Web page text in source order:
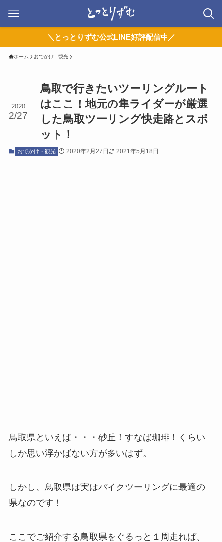
＼とっとりずむ公式LINE好評配信中／
ホーム おでかけ・観光
鳥取で行きたいツーリングルート
はここ！地元の隼ライダーが厳選
した鳥取ツーリング快走路とスポ
ット！
2020
2/27
おでかけ・観光 2020年2月27日 2021年5月18日
鳥取県といえば・・・砂丘！すなば珈琲！くらい
しか思い浮かばない方が多いはず。
しかし、 鳥取県は実はバイクツーリングに最適の
県なのです！
ここでご紹介する鳥取県をぐるっと１周走れば、